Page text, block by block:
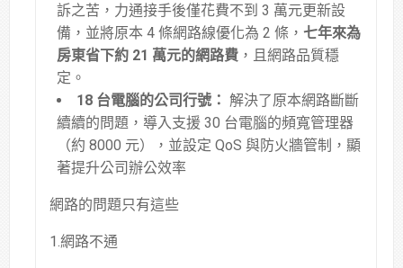
訴之苦，力通接手後僅花費不到 3 萬元更新設
備，並將原本 4 條網路線優化為 2 條， 七年來為
房東省下約 21 萬元的網路費 ，且網路品質穩
定 。
18 台電腦的公司行號： 解決了原本網路斷斷
續續的問題，導入支援 30 台電腦的頻寬管理器
（約 8000 元），並設定 QoS 與防火牆管制，顯
著提升公司辦公效率
網路的問題只有這些
1.網路不通